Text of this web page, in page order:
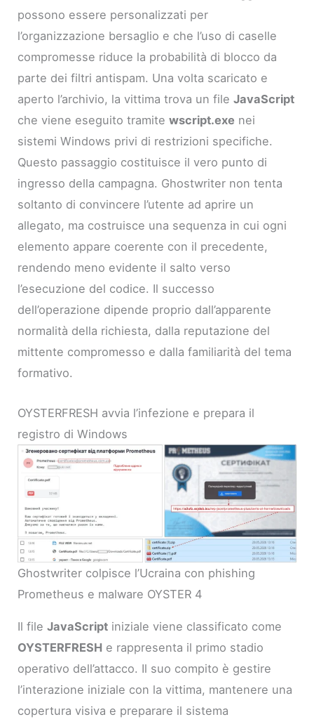
possono essere personalizzati per
l’organizzazione bersaglio e che l’uso di caselle
compromesse riduce la probabilità di blocco da
parte dei filtri antispam. Una volta scaricato e
aperto l’archivio, la vittima trova un fileJavaScript
che viene eseguito tramitewscript.exe nei
sistemi Windows privi di restrizioni specifiche.
Questo passaggio costituisce il vero punto di
ingresso della campagna. Ghostwriter non tenta
soltanto di convincere l’utente ad aprire un
allegato, ma costruisce una sequenza in cui ogni
elemento appare coerente con il precedente,
rendendo meno evidente il salto verso
l’esecuzione del codice. Il successo
dell’operazione dipende proprio dall’apparente
normalità della richiesta, dalla reputazione del
mittente compromesso e dalla familiarità del tema
formativo.
OYSTERFRESH avvia l’infezione e prepara il
registro di Windows
Ghostwriter colpisce l’Ucraina con phishing
Prometheus e malware OYSTER 4
Il fileJavaScript iniziale viene classificato come
OYSTERFRESH e rappresenta il primo stadio
operativo dell’attacco. Il suo compito è gestire
l’interazione iniziale con la vittima, mantenere una
copertura visiva e preparare il sistema